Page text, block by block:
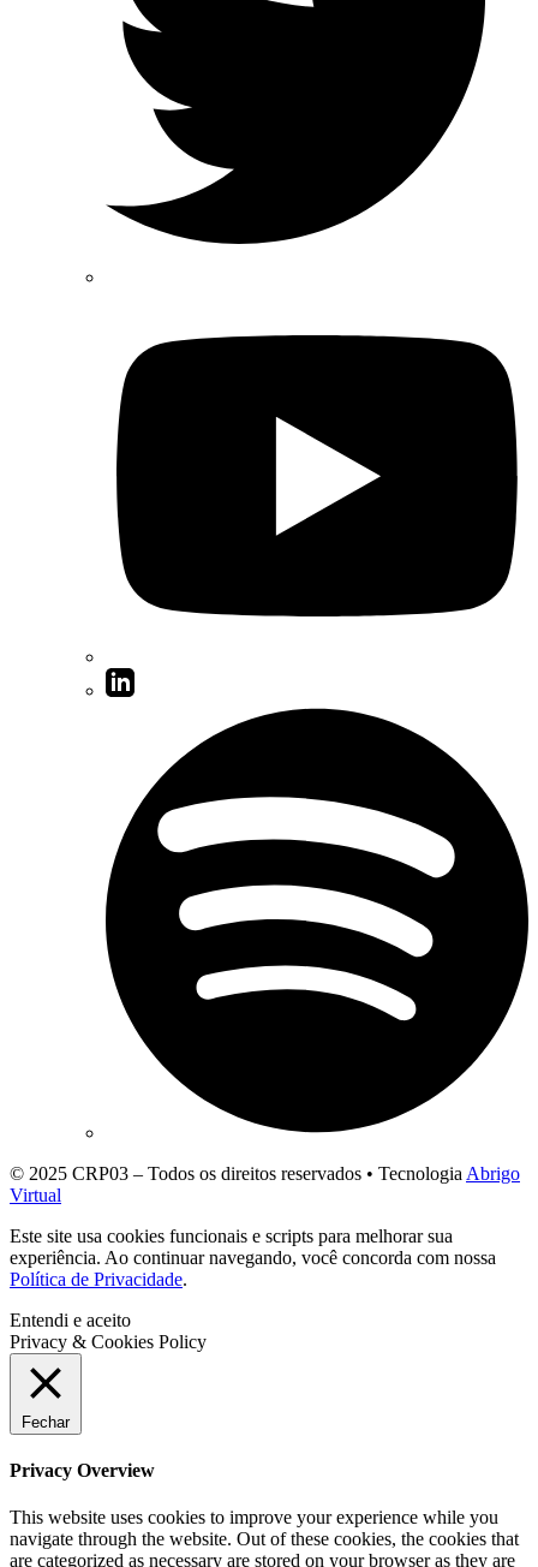
© 2025 CRP03 – Todos os direitos reservados • Tecnologia Abrigo
Virtual
Este site usa cookies funcionais e scripts para melhorar sua
experiência. Ao continuar navegando, você concorda com nossa
Política de Privacidade.
Entendi e aceito
Privacy & Cookies Policy
Fechar
Privacy Overview
This website uses cookies to improve your experience while you
navigate through the website. Out of these cookies, the cookies that
are categorized as necessary are stored on your browser as they are